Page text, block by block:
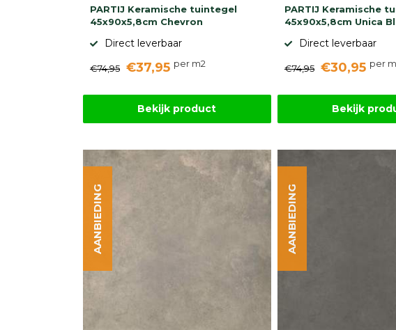
PARTIJ Keramische tuintegel
45x90x5,8cm Chevron
Direct leverbaar
€74,95 €37,95 per m2
Bekijk product
PARTIJ Keramische
45x90x5,8cm Unica
Direct leverbaar
€74,95 €30,95 per
Bekijk
AANBIEDING AANBIEDING